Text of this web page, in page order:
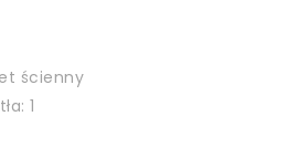
ścienny
1